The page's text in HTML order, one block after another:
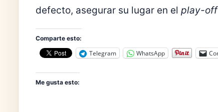
defecto, asegurar su lugar en el play-off
Comparte esto:
Telegram WhatsApp
Me gusta esto: